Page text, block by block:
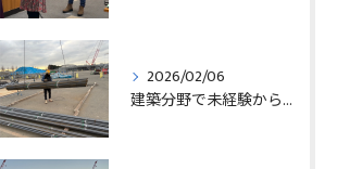
2026/02/06
建築分野で未経験から始める求人探しと三郷市で正社員就職の秘訣